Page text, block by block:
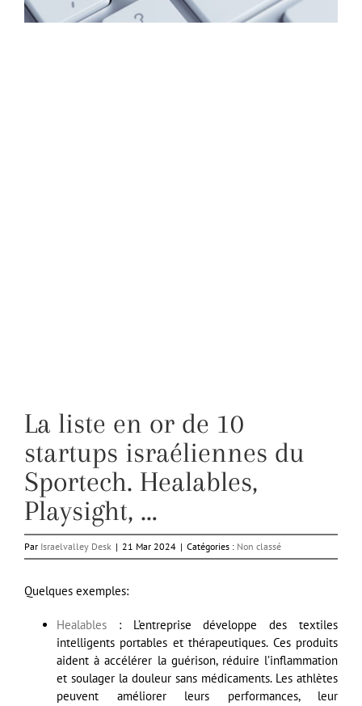
La liste en or de 10
startups israéliennes du
Sportech. Healables,
Playsight, …
Par Israelvalley Desk | 21 Mar 2024 | Catégories : Non classé
Quelques exemples:
Healables : L’entreprise développe des textiles
intelligents portables et thérapeutiques. Ces produits
aident à accélérer la guérison, réduire l’inflammation
et soulager la douleur sans médicaments. Les athlètes
peuvent améliorer leurs performances, leur